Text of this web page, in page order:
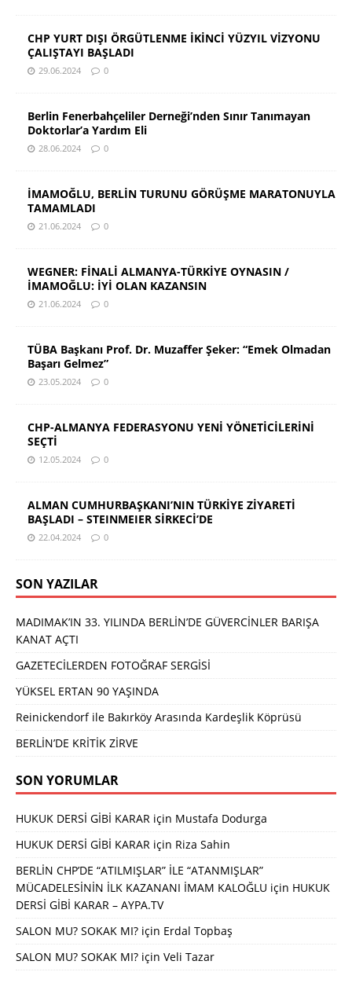
CHP YURT DIŞI ÖRGÜTLENME İKİNCİ YÜZYIL VİZYONU
ÇALIŞTAYI BAŞLADI
29.06.2024 0
Berlin Fenerbahçeliler Derneği’nden Sınır Tanımayan
Doktorlar’a Yardım Eli
28.06.2024 0
İMAMOĞLU, BERLİN TURUNU GÖRÜŞME MARATONUYLA
TAMAMLADI
21.06.2024 0
WEGNER: FİNALİ ALMANYA-TÜRKİYE OYNASIN /
İMAMOĞLU: İYİ OLAN KAZANSIN
21.06.2024 0
TÜBA Başkanı Prof. Dr. Muzaffer Şeker: “Emek Olmadan
Başarı Gelmez”
23.05.2024 0
CHP-ALMANYA FEDERASYONU YENİ YÖNETİCİLERİNİ
SEÇTİ
12.05.2024 0
ALMAN CUMHURBAŞKANI’NIN TÜRKİYE ZİYARETİ
BAŞLADI – STEINMEIER SİRKECİ’DE
22.04.2024 0
SON YAZILAR
MADIMAK’IN 33. YILINDA BERLİN’DE GÜVERCİNLER BARIŞA
KANAT AÇTI
GAZETECİLERDEN FOTOĞRAF SERGİSİ
YÜKSEL ERTAN 90 YAŞINDA
Reinickendorf ile Bakırköy Arasında Kardeşlik Köprüsü
BERLİN’DE KRİTİK ZİRVE
SON YORUMLAR
HUKUK DERSİ GİBİ KARAR için Mustafa Dodurga
HUKUK DERSİ GİBİ KARAR için Riza Sahin
BERLİN CHP’DE “ATILMIŞLAR” İLE “ATANMIŞLAR”
MÜCADELESİNİN İLK KAZANANI İMAM KALOĞLU için HUKUK
DERSİ GİBİ KARAR – AYPA.TV
SALON MU? SOKAK MI? için Erdal Topbaş
SALON MU? SOKAK MI? için Veli Tazar